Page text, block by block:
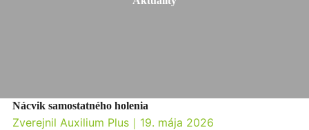
Nácvik samostatného holenia
Zverejnil Auxilium Plus｜ 19. mája 2026